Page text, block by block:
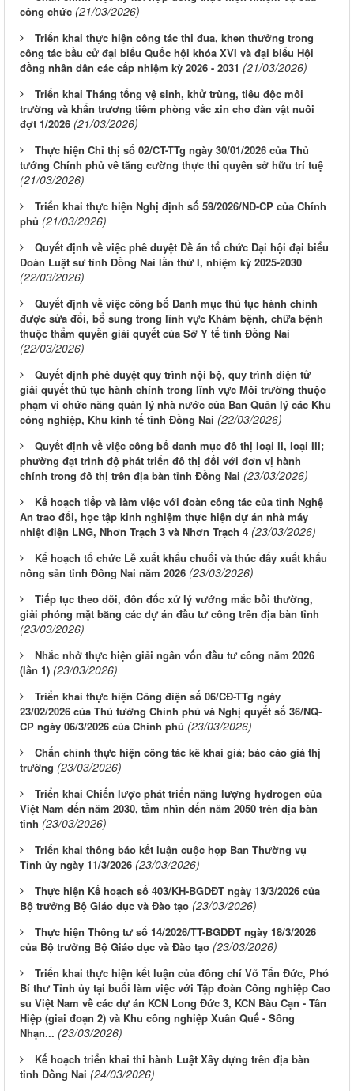
công chức (21/03/2026)
Triển khai thực hiện công tác thi đua, khen thưởng trong
công tác bầu cử đại biểu Quốc hội khóa XVI và đại biểu Hội
đồng nhân dân các cấp nhiệm kỳ 2026 - 2031 (21/03/2026)
Triển khai Tháng tổng vệ sinh, khử trùng, tiêu độc môi
trường và khẩn trương tiêm phòng vắc xin cho đàn vật nuôi
đợt 1/2026 (21/03/2026)
Thực hiện Chỉ thị số 02/CT-TTg ngày 30/01/2026 của Thủ
tướng Chính phủ về tăng cường thực thi quyền sở hữu trí tuệ
(21/03/2026)
Triển khai thực hiện Nghị định số 59/2026/NĐ-CP của Chính
phủ (21/03/2026)
Quyết định về việc phê duyệt Đề án tổ chức Đại hội đại biểu
Đoàn Luật sư tỉnh Đồng Nai lần thứ I, nhiệm kỳ 2025-2030
(22/03/2026)
Quyết định về việc công bố Danh mục thủ tục hành chính
được sửa đổi, bổ sung trong lĩnh vực Khám bệnh, chữa bệnh
thuộc thẩm quyền giải quyết của Sở Y tế tỉnh Đồng Nai
(22/03/2026)
Quyết định phê duyệt quy trình nội bộ, quy trình điện tử
giải quyết thủ tục hành chính trong lĩnh vực Môi trường thuộc
phạm vi chức năng quản lý nhà nước của Ban Quản lý các Khu
công nghiệp, Khu kinh tế tỉnh Đồng Nai (22/03/2026)
Quyết định về việc công bố danh mục đô thị loại II, loại III;
phường đạt trình độ phát triển đô thị đối với đơn vị hành
chính trong đô thị trên địa bàn tỉnh Đồng Nai (23/03/2026)
Kế hoạch tiếp và làm việc với đoàn công tác của tỉnh Nghệ
An trao đổi, học tập kinh nghiệm thực hiện dự án nhà máy
nhiệt điện LNG, Nhơn Trạch 3 và Nhơn Trạch 4 (23/03/2026)
Kế hoạch tổ chức Lễ xuất khẩu chuối và thúc đẩy xuất khẩu
nông sản tỉnh Đồng Nai năm 2026 (23/03/2026)
Tiếp tục theo dõi, đôn đốc xử lý vướng mắc bồi thường,
giải phóng mặt bằng các dự án đầu tư công trên địa bàn tỉnh
(23/03/2026)
Nhắc nhở thực hiện giải ngân vốn đầu tư công năm 2026
(lần 1) (23/03/2026)
Triển khai thực hiện Công điện số 06/CĐ-TTg ngày
23/02/2026 của Thủ tướng Chính phủ và Nghị quyết số 36/NQ-
CP ngày 06/3/2026 của Chính phủ (23/03/2026)
Chấn chỉnh thực hiện công tác kê khai giá; báo cáo giá thị
trường (23/03/2026)
Triển khai Chiến lược phát triển năng lượng hydrogen của
Việt Nam đến năm 2030, tầm nhìn đến năm 2050 trên địa bàn
tỉnh (23/03/2026)
Triển khai thông báo kết luận cuộc họp Ban Thường vụ
Tỉnh ủy ngày 11/3/2026 (23/03/2026)
Thực hiện Kế hoạch số 403/KH-BGDĐT ngày 13/3/2026 của
Bộ trưởng Bộ Giáo dục và Đào tạo (23/03/2026)
Thực hiện Thông tư số 14/2026/TT-BGDĐT ngày 18/3/2026
của Bộ trưởng Bộ Giáo dục và Đào tạo (23/03/2026)
Triển khai thực hiện kết luận của đồng chí Võ Tấn Đức, Phó
Bí thư Tỉnh ủy tại buổi làm việc với Tập đoàn Công nghiệp Cao
su Việt Nam về các dự án KCN Long Đức 3, KCN Bàu Cạn - Tân
Hiệp (giai đoạn 2) và Khu công nghiệp Xuân Quế - Sông
Nhạn... (23/03/2026)
Kế hoạch triển khai thi hành Luật Xây dựng trên địa bàn
tỉnh Đồng Nai (24/03/2026)